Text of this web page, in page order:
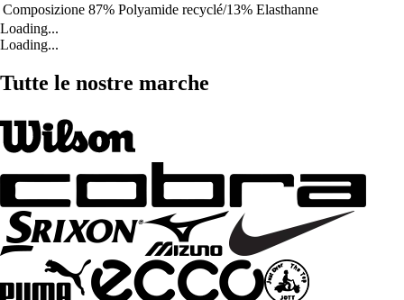
Composizione 87% Polyamide recyclé/13% Elasthanne
Loading...
Loading...
Tutte le nostre marche